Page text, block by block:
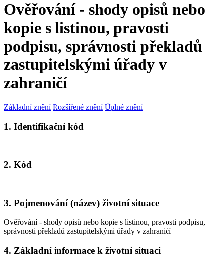
Ověřování - shody opisů nebo
kopie s listinou, pravosti
podpisu, správnosti překladů
zastupitelskými úřady v
zahraničí
Základní znění Rozšířené znění Úplné znění
1. Identifikační kód
2. Kód
3. Pojmenování (název) životní situace
Ověřování - shody opisů nebo kopie s listinou, pravosti podpisu,
správnosti překladů zastupitelskými úřady v zahraničí
4. Základní informace k životní situaci